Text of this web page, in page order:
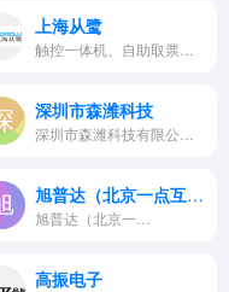
上海从鹭
深圳市森潍科技
旭普达（北京一点互动）
旭普达（北京一…
高振电子